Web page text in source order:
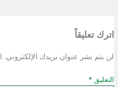
اترك تعليقاً
لن يتم نشر عنوان بريدك الإلكتروني.
التعليق *